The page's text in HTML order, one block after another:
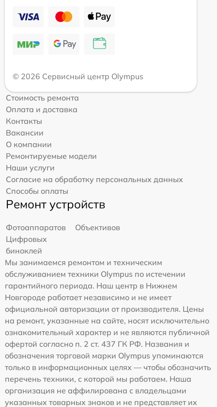
© 2026 Сервисный центр Olympus
Стоимость ремонта
Оплата и доставка
Контакты
Вакансии
О компании
Ремонтируемые модели
Наши услуги
Согласие на обработку персональных данных
Способы оплаты
Ремонт устройств
Фотоаппаратов
Объективов
Цифровых
биноклей
Мы занимаемся ремонтом и техническим
обслуживанием техники Olympus по истечении
гарантийного периода. Наш центр в Нижнем
Новгороде работает независимо и не имеет
официальной авторизации от производителя. Цены
на ремонт, указанные на сайте, носят исключительно
ознакомительный характер и не являются публичной
офертой согласно п. 2 ст. 437 ГК РФ. Названия и
обозначения торговой марки Olympus упоминаются
только в информационных целях — чтобы обозначить
перечень техники, с которой мы работаем. Наша
организация не аффилирована с владельцами
указанных товарных знаков и не представляет их